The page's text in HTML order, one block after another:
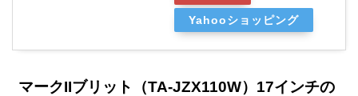
Yahooショッピング
マークIIブリット（TA-JZX110W）17インチの